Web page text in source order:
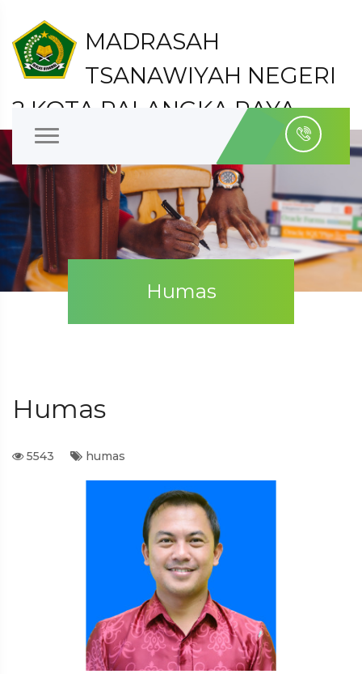
MADRASAH
TSANAWIYAH NEGERI
2 KOTA PALANGKA RAYA
Kelurahan Bukit Tunggal Kecamatan Jekan Raya
Humas
Humas
5543 humas